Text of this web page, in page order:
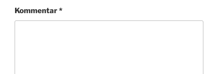
Kommentar*